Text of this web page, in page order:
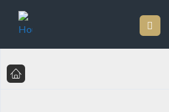
Increíble Casa